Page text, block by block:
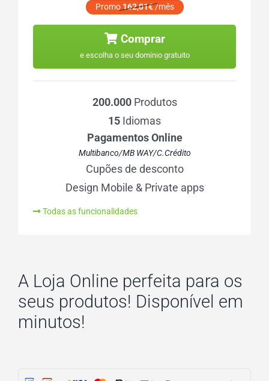
Promo 162,01€/mês
Comprar
e escolha o seu domínio gratuito
200.000Produtos
15 Idiomas
Pagamentos Online
Multibanco/MB WAY/C.Crédito
Cupões de desconto
Design Mobile & Private apps
Todas as funcionalidades
A Loja Online perfeita para os
seus produtos! Disponível em
minutos!